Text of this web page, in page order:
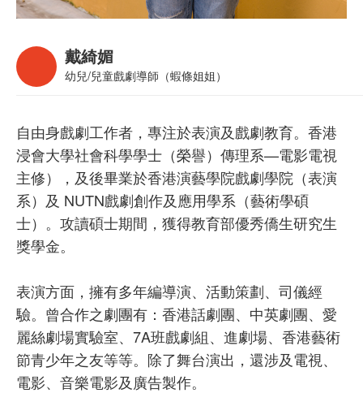
戴綺媚
幼兒/兒童戲劇導師（蝦條姐姐）
自由身戲劇工作者，專注於表演及戲劇教育。香港
浸會大學社會科學學士（榮譽）傳理系—電影電視
主修），及後畢業於香港演藝學院戲劇學院（表演
系）及 NUTN戲劇創作及應用學系（藝術學碩
士）。攻讀碩士期間，獲得教育部優秀僑生研究生
獎學金。
表演方面，擁有多年編導演、活動策劃、司儀經
驗。曾合作之劇團有：香港話劇團、中英劇團、愛
麗絲劇場實驗室、7A班戲劇組、進劇場、香港藝術
節青少年之友等等。除了舞台演出，還涉及電視、
電影、音樂電影及廣告製作。